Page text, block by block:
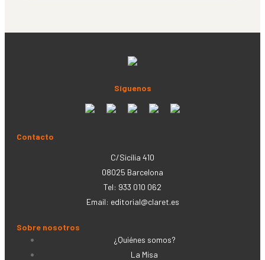
Síguenos
Contacto
C/Sicília 410
08025 Barcelona
Tel: 933 010 062
Email: editorial@claret.es
Sobre nosotros
¿Quiénes somos?
La Misa